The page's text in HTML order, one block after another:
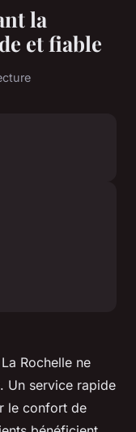
la
et fiable
Rochelle ne
Un service rapide
le confort de